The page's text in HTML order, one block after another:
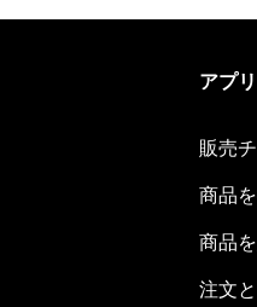
アプ
販売
商品
商品
注文